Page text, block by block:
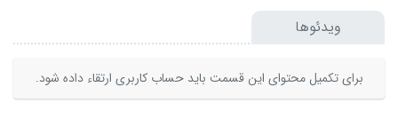
ویدئوها
برای تکمیل محتوای این قسمت باید حساب کاربری ارتقاء داده شود.